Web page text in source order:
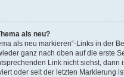
als neu?
als neu markieren“-Links in der
ganz nach oben auf die erste
Link nicht siehst, dann
oder seit der letzten Markierung